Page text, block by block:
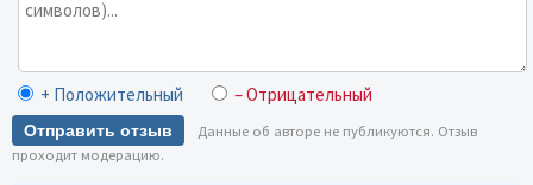
+ Положительный – Отрицательный
Отправить отзыв
Данные об авторе не публикуются. Отзыв
проходит модерацию.